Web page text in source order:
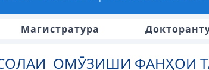
Магистратура
ОМӮЗИШИ ФАНҲОИ